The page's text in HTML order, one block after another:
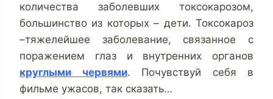
количества заболевших токсокарозом,
большинство из которых – дети. Токсокароз
–тяжелейшее заболевание, связанное с
поражением глаз и внутренних органов
круглыми червями. Почувствуй себя в
фильме ужасов, так сказать…